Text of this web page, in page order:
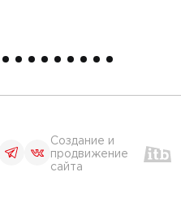
Создание и
продвижение
сайта